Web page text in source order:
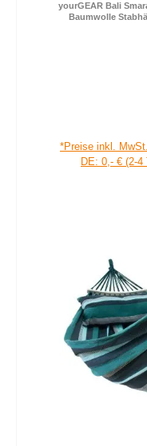
yourGEAR Bali
Baumwolle
*Preise inkl.
DE: 0,- € (2-4